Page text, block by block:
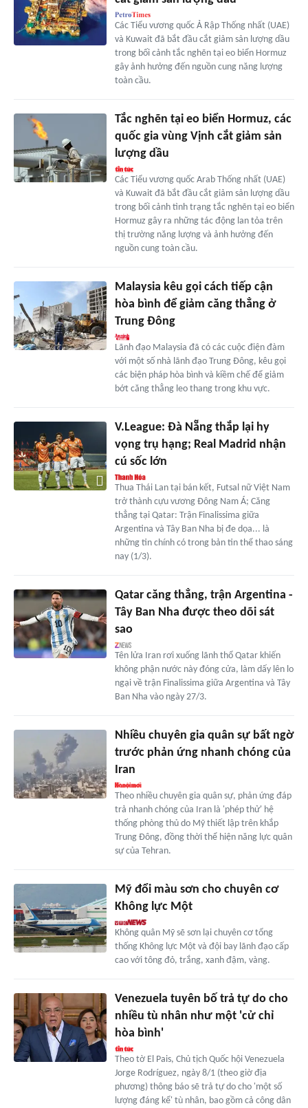
Các Tiểu vương quốc Ả Rập Thống nhất (UAE)
và Kuwait đã bắt đầu cắt giảm sản lượng dầu
trong bối cảnh tắc nghẽn tại eo biển Hormuz
gây ảnh hưởng đến nguồn cung năng lượng
toàn cầu.
Tắc nghẽn tại eo biển Hormuz, các
quốc gia vùng Vịnh cắt giảm sản
lượng dầu
Các Tiểu vương quốc Arab Thống nhất (UAE)
và Kuwait đã bắt đầu cắt giảm sản lượng dầu
trong bối cảnh tình trạng tắc nghẽn tại eo biển
Hormuz gây ra những tác động lan tỏa trên
thị trường năng lượng và ảnh hưởng đến
nguồn cung toàn cầu.
Malaysia kêu gọi cách tiếp cận
hòa bình để giảm căng thẳng ở
Trung Đông
Lãnh đạo Malaysia đã có các cuộc điện đàm
với một số nhà lãnh đạo Trung Đông, kêu gọi
các biện pháp hòa bình và kiềm chế để giảm
bớt căng thẳng leo thang trong khu vực.
V.League: Đà Nẵng thắp lại hy
vọng trụ hạng; Real Madrid nhận
cú sốc lớn
Thua Thái Lan tại bán kết, Futsal nữ Việt Nam
trở thành cựu vương Đông Nam Á; Căng
thẳng tại Qatar: Trận Finalissima giữa
Argentina và Tây Ban Nha bị đe dọa... là
những tin chính có trong bản tin thể thao sáng
nay (1/3).
Qatar căng thẳng, trận Argentina -
Tây Ban Nha được theo dõi sát
sao
Tên lửa Iran rơi xuống lãnh thổ Qatar khiến
không phận nước này đóng cửa, làm dấy lên lo
ngại về trận Finalissima giữa Argentina và Tây
Ban Nha vào ngày 27/3.
Nhiều chuyên gia quân sự bất ngờ
trước phản ứng nhanh chóng của
Iran
Theo nhiều chuyên gia quân sự, phản ứng đáp
trả nhanh chóng của Iran là 'phép thử' hệ
thống phòng thủ do Mỹ thiết lập trên khắp
Trung Đông, đồng thời thể hiện năng lực quân
sự của Tehran.
Mỹ đổi màu sơn cho chuyên cơ
Không lực Một
Không quân Mỹ sẽ sơn lại chuyên cơ tổng
thống Không lực Một và đội bay lãnh đạo cấp
cao với tông đỏ, trắng, xanh đậm, vàng.
Venezuela tuyên bố trả tự do cho
nhiều tù nhân như một 'cử chỉ
hòa bình'
Theo tờ El Pais, Chủ tịch Quốc hội Venezuela
Jorge Rodríguez, ngày 8/1 (theo giờ địa
phương) thông báo sẽ trả tự do cho 'một số
lượng đáng kể' tù nhân, bao gồm cả công dân